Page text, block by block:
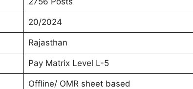
20/2024
Rajasthan
Pay Matrix Level L-5
Offline/ OMR sheet based